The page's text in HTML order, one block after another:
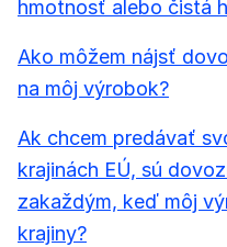
hmotnosť alebo čistá
Ako môžem nájsť
na môj výrobok?
Ak chcem predávať
krajinách EÚ, sú
zakaždým, keď môj
krajiny?